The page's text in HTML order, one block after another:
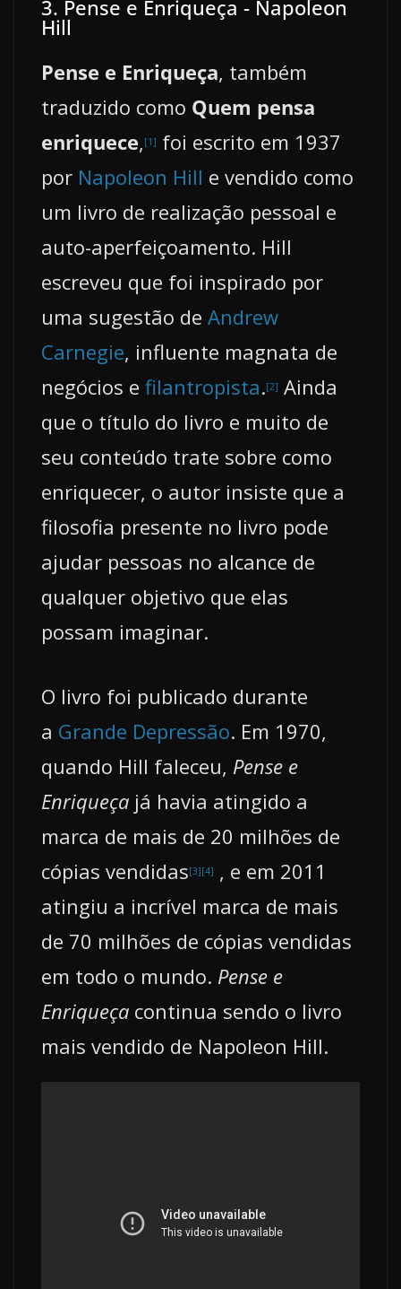
3. Pense e Enriqueça - Napoleon
Hill
Pense e Enriqueça, também
traduzido como Quem pensa
enriquece, [1] foi escrito em 1937
por Napoleon Hill e vendido como
um livro de realização pessoal e
auto-aperfeiçoamento. Hill
escreveu que foi inspirado por
uma sugestão de Andrew
Carnegie, influente magnata de
negócios e filantropista.[2] Ainda
que o título do livro e muito de
seu conteúdo trate sobre como
enriquecer, o autor insiste que a
filosofia presente no livro pode
ajudar pessoas no alcance de
qualquer objetivo que elas
possam imaginar.
O livro foi publicado durante
a Grande Depressão. Em 1970,
quando Hill faleceu, Pense e
Enriqueça já havia atingido a
marca de mais de 20 milhões de
cópias vendidas[3][4] , e em 2011
atingiu a incrível marca de mais
de 70 milhões de cópias vendidas
em todo o mundo. Pense e
Enriqueça continua sendo o livro
mais vendido de Napoleon Hill.